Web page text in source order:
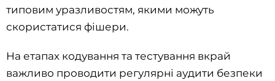
типовим уразливостям, якими можуть
скористатися фішери.
На етапах кодування та тестування вкрай
важливо проводити регулярні аудити безпеки